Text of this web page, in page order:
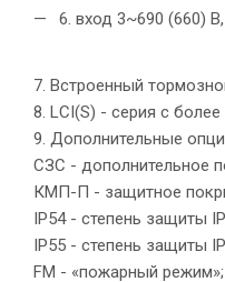
6. вход 3~690 (660)
7. Встроенный
8. LCI(S) - серия с
9. Дополнительные
СЗС - дополнительное
КМП-П - защитное
IP54 - степень защиты
IP55 - степень защиты
FM - «пожарный режим»;